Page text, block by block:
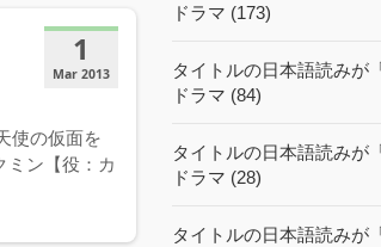
1
Mar 2013
使の仮面を
ミン【役：カ
ドラマ (173)
タイトルの日本語読みが
ドラマ (84)
タイトルの日本語読みが
ドラマ (28)
タイトルの日本語読みが